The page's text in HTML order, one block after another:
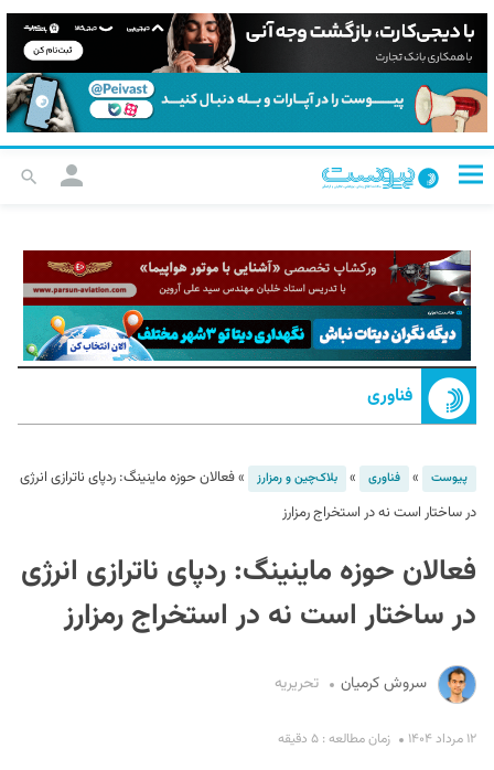
فناوری
پیوست » فناوری » بلاک‌چین و رمزارز »فعالان حوزه ماینینگ: ردپای ناترازی انرژی
در ساختار است نه در استخراج رمزارز
فعالان حوزه ماینینگ: ردپای ناترازی انرژی
در ساختار است نه در استخراج رمزارز
سروش کرمیان تحریریه
۱۲ مرداد ۱۴۰۴ زمان مطالعه : ۵ دقیقه